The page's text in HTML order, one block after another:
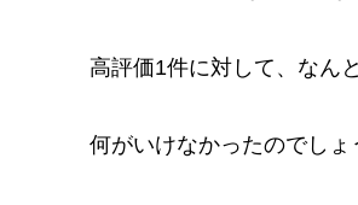
高評価1件に対して、なん
何がいけなかったのでしょ